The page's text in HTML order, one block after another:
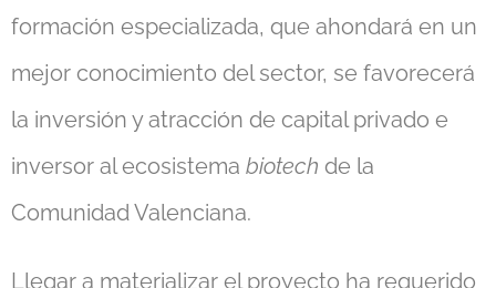
formación especializada, que ahondará en un
mejor conocimiento del sector, se favorecerá
la inversión y atracción de capital privado e
inversor al ecosistema biotech de la
Comunidad Valenciana.
Llegar a materializar el proyecto ha requerido